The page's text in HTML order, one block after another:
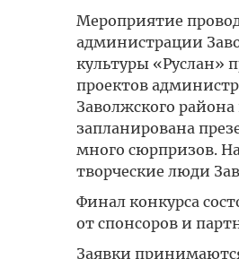
Мероприятие
администрации
культуры «Руслан»
проектов
Заволжского
запланирована
много сюрпризов.
творческие люди
Финал конкурса
от спонсоров и
Заявки